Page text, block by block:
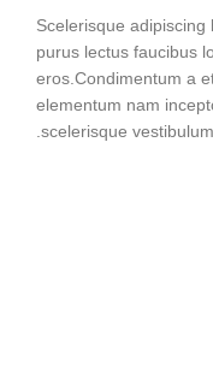
Scelerisque
purus lectus faucibus
eros.Condimentum a
elementum nam
scelerisque